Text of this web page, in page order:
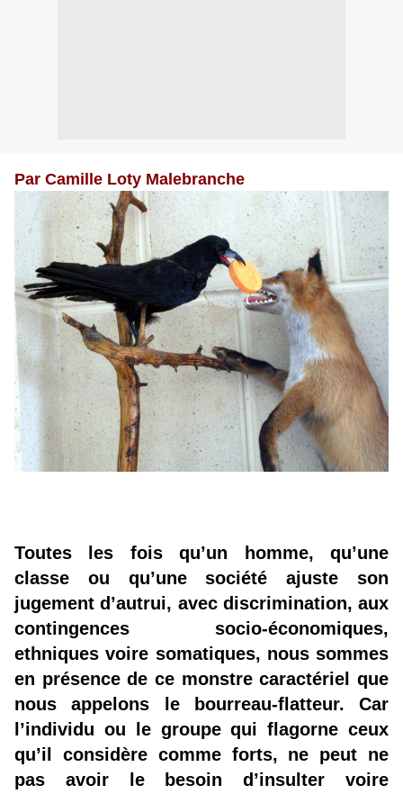
Par Camille Loty Malebranche
Toutes les fois qu’un homme, qu’une
classe ou qu’une société ajuste son
jugement d’autrui, avec discrimination, aux
contingences socio-économiques,
ethniques voire somatiques, nous sommes
en présence de ce monstre caractériel que
nous appelons le bourreau-flatteur. Car
l’individu ou le groupe qui flagorne ceux
qu’il considère comme forts, ne peut ne
pas avoir le besoin d’insulter voire